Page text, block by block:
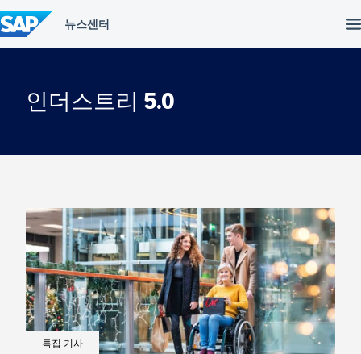
텐
츠
건
인더스트리 5.0
특집 기사